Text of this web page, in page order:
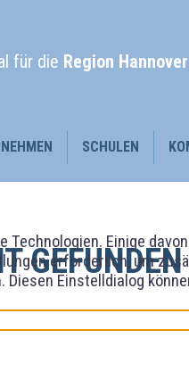
Einige
erforderlich, um
Einstelldialog
für die Region Hannover
SCHULEN
GEFUNDEN